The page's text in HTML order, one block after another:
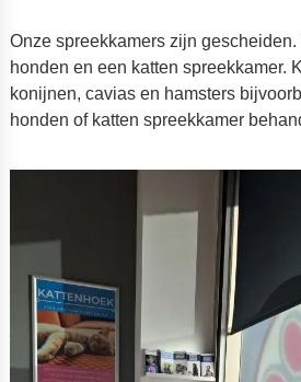
Onze spreekkamers zijn
honden en een katten spreekkamer.
konijnen, cavias en hamsters
honden of katten spreekkamer